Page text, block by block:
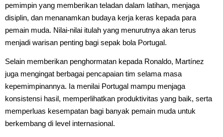
pemimpin yang memberikan teladan dalam latihan, menjaga
disiplin, dan menanamkan budaya kerja keras kepada para
pemain muda. Nilai-nilai itulah yang menurutnya akan terus
menjadi warisan penting bagi sepak bola Portugal.
Selain memberikan penghormatan kepada Ronaldo, Martínez
juga mengingat berbagai pencapaian tim selama masa
kepemimpinannya. Ia menilai Portugal mampu menjaga
konsistensi hasil, memperlihatkan produktivitas yang baik, serta
memperluas kesempatan bagi banyak pemain muda untuk
berkembang di level internasional.